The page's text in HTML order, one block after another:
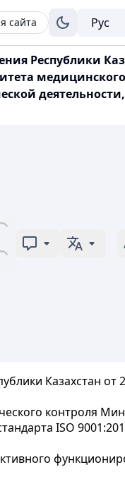
сайта
Республики
Казахстан от
контроля
ISO